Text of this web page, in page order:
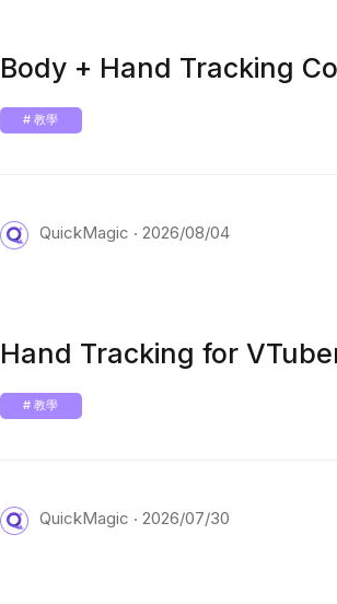
Body + Hand Tracking
# 教學
QuickMagic 2026/08/04
Hand Tracking for
# 教學
QuickMagic 2026/07/30